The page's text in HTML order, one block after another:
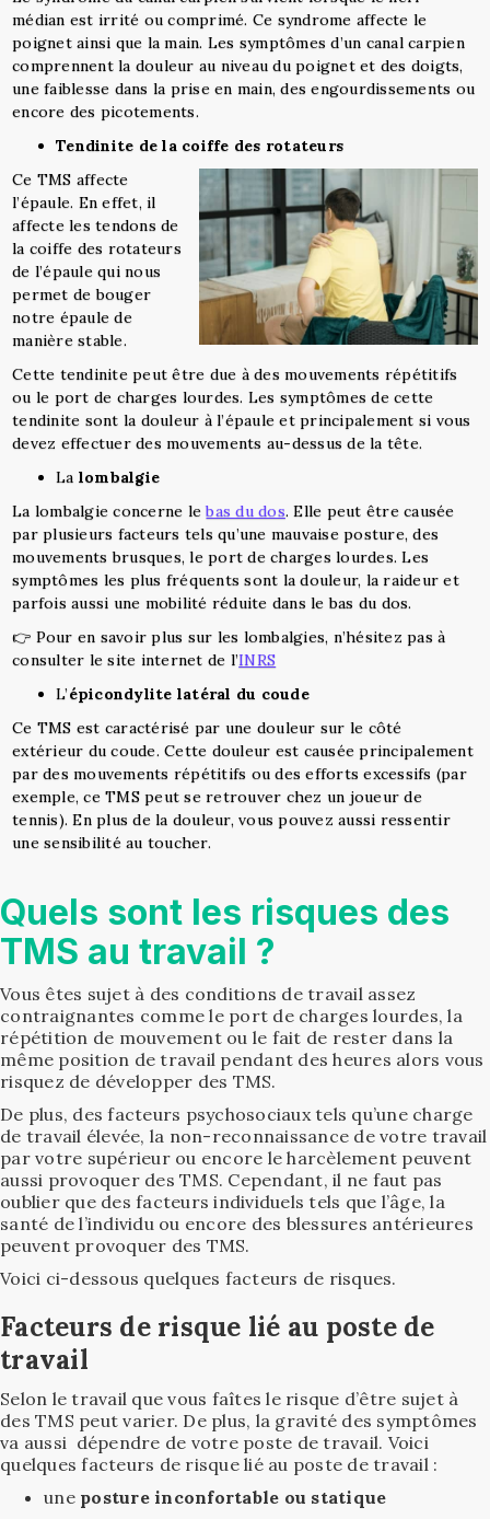
médian est irrité ou comprimé. Ce syndrome affecte le
poignet ainsi que la main. Les symptômes d’un canal carpien
comprennent la douleur au niveau du poignet et des doigts,
une faiblesse dans la prise en main, des engourdissements ou
encore des picotements.
Tendinite de la coiffe des rotateurs
Ce TMS affecte
l’épaule. En effet, il
affecte les tendons de
la coiffe des rotateurs
de l’épaule qui nous
permet de bouger
notre épaule de
manière stable.
Cette tendinite peut être due à des mouvements répétitifs
ou le port de charges lourdes. Les symptômes de cette
tendinite sont la douleur à l’épaule et principalement si vous
devez effectuer des mouvements au-dessus de la tête.
La lombalgie
La lombalgie concerne lebas du dos. Elle peut être causée
par plusieurs facteurs tels qu’une mauvaise posture, des
mouvements brusques, le port de charges lourdes. Les
symptômes les plus fréquents sont la douleur, la raideur et
parfois aussi une mobilité réduite dans le bas du dos.
👉 Pour en savoir plus sur les lombalgies, n’hésitez pas à
consulter le site internet de l’INRS
L’épicondylite latéral du coude
Ce TMS est caractérisé par une douleur sur le côté
extérieur du coude. Cette douleur est causée principalement
par des mouvements répétitifs ou des efforts excessifs (par
exemple, ce TMS peut se retrouver chez un joueur de
tennis). En plus de la douleur, vous pouvez aussi ressentir
une sensibilité au toucher.
Quels sont les risques des
TMS au travail ?
Vous êtes sujet à des conditions de travail assez
contraignantes comme le port de charges lourdes, la
répétition de mouvement ou le fait de rester dans la
même position de travail pendant des heures alors vous
risquez de développer des TMS.
De plus, des facteurs psychosociaux tels qu’une charge
de travail élevée, la non-reconnaissance de votre travail
par votre supérieur ou encore le harcèlement peuvent
aussi provoquer des TMS. Cependant, il ne faut pas
oublier que des facteurs individuels tels que l’âge, la
santé de l’individu ou encore des blessures antérieures
peuvent provoquer des TMS.
Voici ci-dessous quelques facteurs de risques.
Facteurs de risque lié au poste de
travail
Selon le travail que vous faîtes le risque d’être sujet à
des TMS peut varier. De plus, la gravité des symptômes
va aussi dépendre de votre poste de travail. Voici
quelques facteurs de risque lié au poste de travail :
une posture inconfortable ou statique